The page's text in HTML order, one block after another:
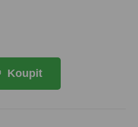
Koupit